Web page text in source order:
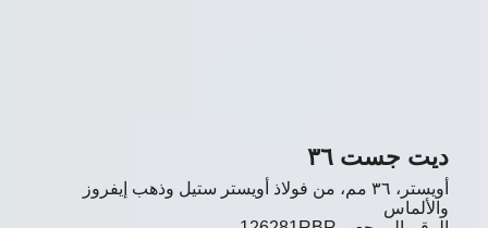
ديت جست ٣٦
أويستر، ٣٦ مم، من فولاذ أويستر ستيل وذهب إيفروز
والألماس